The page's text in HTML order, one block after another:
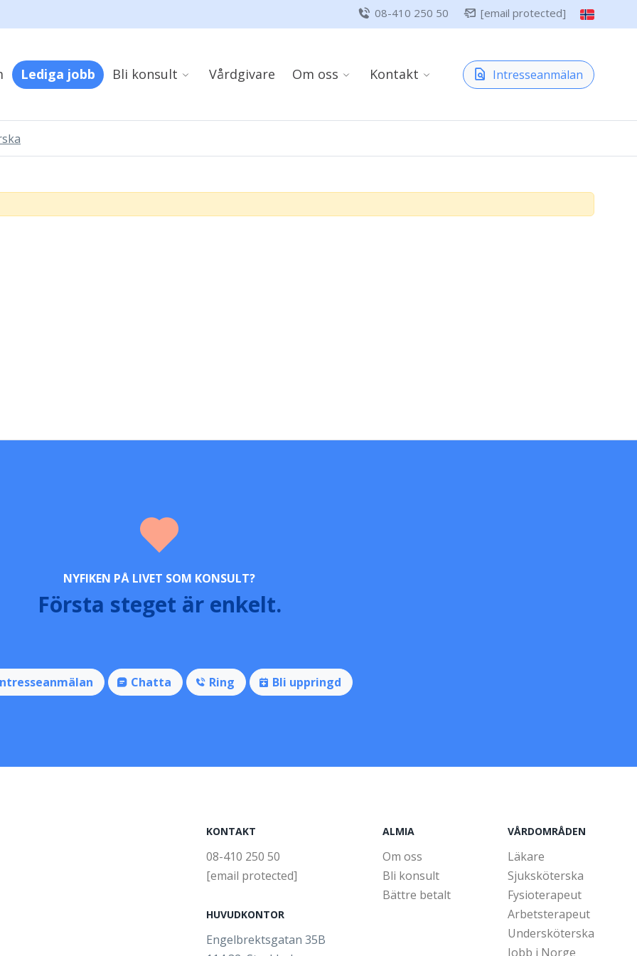
08-410 250 50 [email protected]
Lediga jobb Bli konsult Vårdgivare Om oss Kontakt Intresseanmälan
NYFIKEN PÅ LIVET SOM KONSULT?
Första steget är enkelt.
Chatta Ring Bli uppringd
KONTAKT
08-410 250 50
[email protected]
HUVUDKONTOR
Engelbrektsgatan 35B
ALMIA
Om oss
Bli konsult
Bättre betalt
VÅRDOMRÅDEN
Läkare
Sjuksköterska
Fysioterapeut
Arbetsterapeut
Undersköterska
Jobb i Norge